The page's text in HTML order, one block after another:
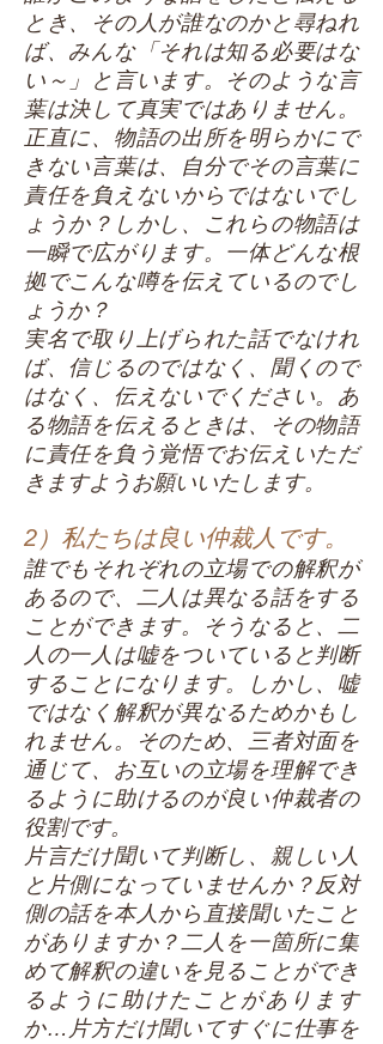
とき、その人が誰なのかと尋ねれ
ば、みんな「それは知る必要はな
い～」と言います。そのような言
葉は決して真実ではありません。
正直に、物語の出所を明らかにで
きない言葉は、自分でその言葉に
責任を負えないからではないでし
ょうか？しかし、これらの物語は
一瞬で広がります。一体どんな根
拠でこんな噂を伝えているのでし
ょうか？
実名で取り上げられた話でなけれ
ば、信じるのではなく、聞くので
はなく、伝えないでください。あ
る物語を伝えるときは、その物語
に責任を負う覚悟でお伝えいただ
きますようお願いいたします。
2）私たちは良い仲裁人です。
誰でもそれぞれの立場での解釈が
あるので、二人は異なる話をする
ことができます。そうなると、二
人の一人は嘘をついていると判断
することになります。しかし、嘘
ではなく解釈が異なるためかもし
れません。そのため、三者対面を
通じて、お互いの立場を理解でき
るように助けるのが良い仲裁者の
役割です。
片言だけ聞いて判断し、親しい人
と片側になっていませんか？反対
側の話を本人から直接聞いたこと
がありますか？二人を一箇所に集
めて解釈の違いを見ることができ
るように助けたことがあります
か…片方だけ聞いてすぐに仕事を